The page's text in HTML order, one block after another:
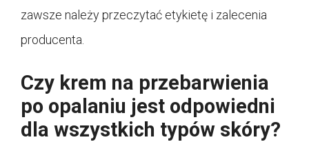
zawsze należy przeczytać etykietę i zalecenia
producenta.
Czy krem na przebarwienia
po opalaniu jest odpowiedni
dla wszystkich typów skóry?